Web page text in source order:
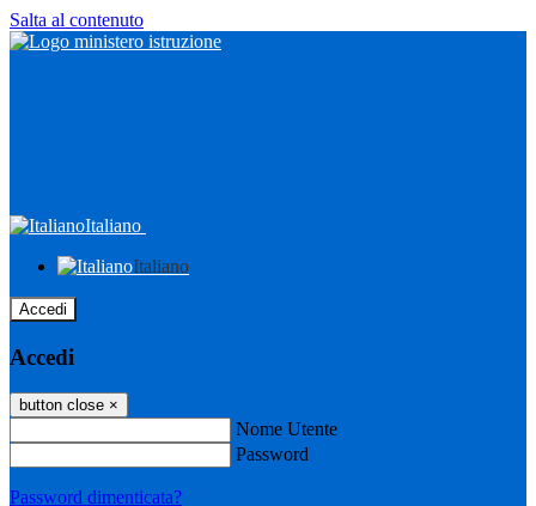
Salta al contenuto
Italiano
Italiano
Accedi
Accedi
button close ×
Nome Utente
Password
Password dimenticata?